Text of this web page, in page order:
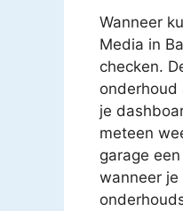
Wanneer
Media in
checken.
onderhoud
je
meteen
garage
wanneer